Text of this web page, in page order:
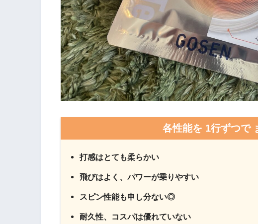
各性能を 1行ずつで
打感はとても柔らかい
飛びはよく、パワーが乗りやすい
スピン性能も申し分ない◎
耐久性、コスパは優れていない